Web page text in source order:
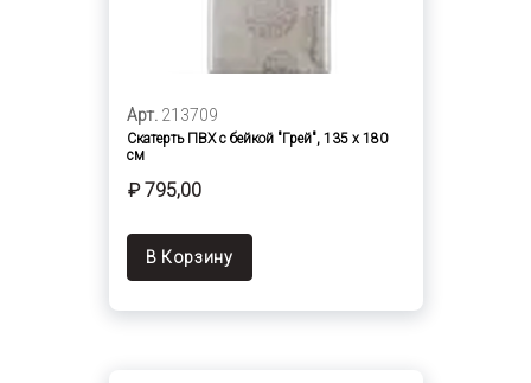
Арт. 213709
Скатерть ПВХ с бейкой "Грей", 135 х 180
см
₽ 795,00
В Корзину